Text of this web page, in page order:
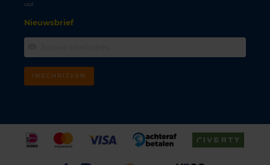
uur.
Nieuwsbrief
INSCHRIJVEN